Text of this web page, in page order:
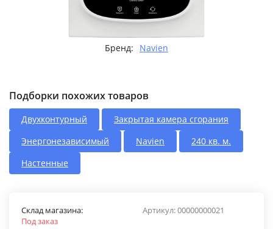
Бренд: Navien
Подборки похожих товаров
Двухконтурный
Закрытая камера сгорания
Энергонезависимый
Navien
240 кв. м.
Настенные
Артикул:00000000021
Склад магазина:
Под заказ